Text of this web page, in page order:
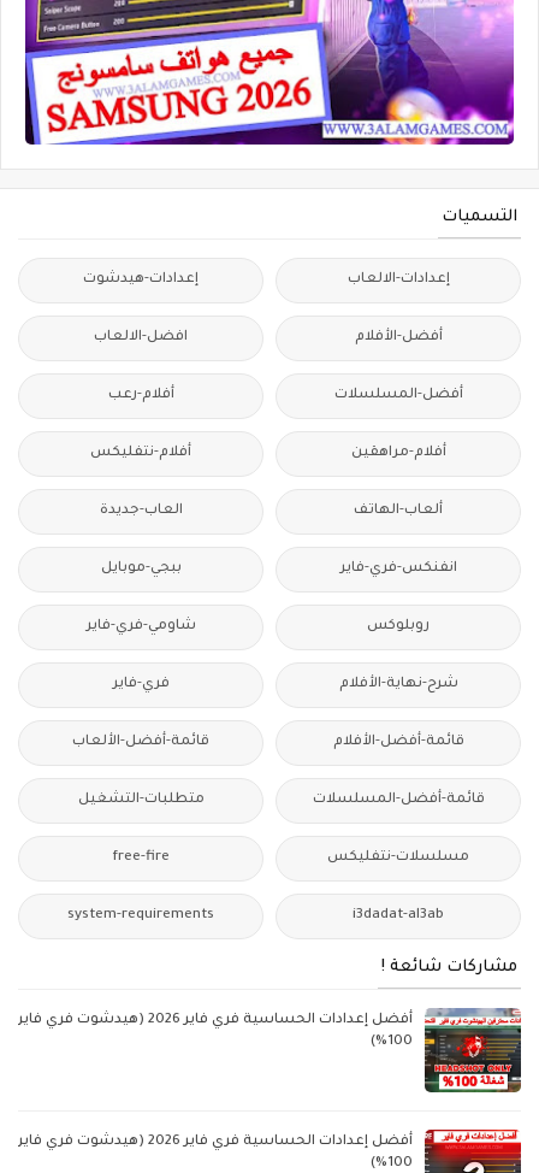
التسميات
إعدادات-الالعاب إعدادات-هيدشوت
أفضل-الأفلام افضل-الالعاب
أفضل-المسلسلات أفلام-رعب
أفلام-مراهقين أفلام-نتفليكس
ألعاب-الهاتف العاب-جديدة
انفنكس-فري-فاير ببجي-موبايل
روبلوكس شاومي-فري-فاير
شرح-نهاية-الأفلام فري-فاير
قائمة-أفضل-الأفلام قائمة-أفضل-الألعاب
قائمة-أفضل-المسلسلات متطلبات-التشغيل
مسلسلات-نتفليكس free-fire
i3dadat-al3ab
system-requirements
مشاركات شائعة !
أفضل إعدادات الحساسية فري فاير 2026 (هيدشوت فري فاير
100%)
أفضل إعدادات الحساسية فري فاير 2026 (هيدشوت فري فاير
100%)